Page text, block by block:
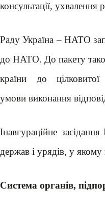
консультації,
Раду Україна – НАТО
до НАТО. До пакету
країни до
умови виконання
Інавгураційне
держав і урядів, у
Система органів,